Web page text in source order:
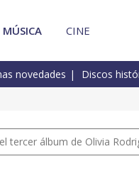
MÚSICA CINE
novedades Discos
tercer álbum de Olivia